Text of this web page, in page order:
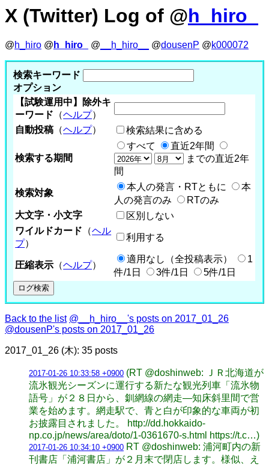
X (Twitter) Log of @h_hiro_
@h_hiro @ h_hiro_ @ __h_hiro__ @dousenP @k000072
検索キーワード
オプション
【試験運用中】除外キ
ーワード （ヘルプ）
自動投稿 （ヘルプ） 検索結果に含める
検索する期間
すべて
直近2年間
までの直近2年
間
検索対象
本人の発言・RTともに
本
人の発言のみ
RTのみ
大文字・小文字
区別しない
ワイルドカード （ヘル
プ）
利用する
圧縮表示 （ヘルプ）
適用なし（全投稿表示）
1
件/1日
3件/1日 5件/1日
Back to the list @__h_hiro__'s posts on 2017_01_26
@dousenP's posts on 2017_01_26
2017_01_26 (木): 35 posts
2017-01-26 10:33:58 +0900 (RT @doshinweb: ＪＲ北海道が
流氷観光シーズンに運行する新たな観光列車「流氷物
語号」が２８日から、釧網線の網走―知床斜里間で営
業を始めます。網走駅で、青と白が印象的な車両が初
お披露目されました。 http://dd.hokkaido-
np.co.jp/news/area/doto/1-0361670-s.html https://t.c…)
2017-01-26 10:34:10 +0900 RT @doshinweb: 浦河町内の新
刊書店「浦河書店」が２月末で閉店します。様似、え